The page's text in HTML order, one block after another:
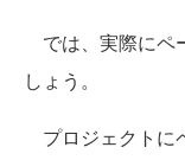
では、実際にペ
しょう。
プロジェクトに